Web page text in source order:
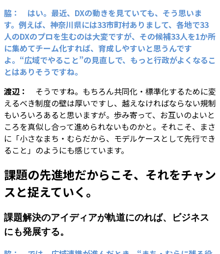
脇： はい。最近、DXの動きを見ていても、そう思いま
す。例えば、神奈川県には33市町村ありまして、各地で33
人のDXのプロを生むのは大変ですが、その候補33人を1か所
に集めてチーム化すれば、育成しやすいと思うんです
よ。 “広域でやること”の見直しで、もっと行政がよくなるこ
とはありそうですね。
渡辺： そうですね。もちろん共同化・標準化するために変
えるべき制度の壁は厚いですし、越えなければならない規制
もいろいろあると思いますが。歩み寄って、お互いのよいと
ころを真似し合って進められないものかと。それこそ、まさ
に「小さなまち・むらだから、モデルケースとして先行でき
ること」のようにも感じています。
課題の先進地だからこそ、それをチャン
スと捉えていく。
課題解決のアイディアが軌道にのれば、ビジネス
にも発展する。